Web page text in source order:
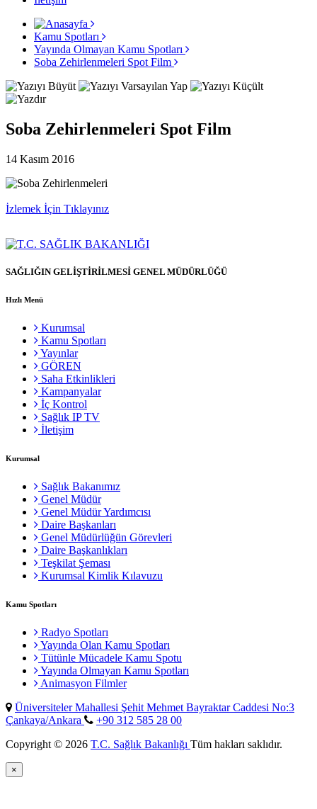
Kamu Spotları
Yayında Olmayan Kamu Spotları
Soba Zehirlenmeleri Spot Film
Soba Zehirlenmeleri Spot Film
14 Kasım 2016
İzlemek İçin Tıklayınız
SAĞLIĞIN GELİŞTİRİLMESİ GENEL MÜDÜRLÜĞÜ
Hızlı Menü
Kurumsal
Kamu Spotları
Yayınlar
GÖREN
Saha Etkinlikleri
Kampanyalar
İç Kontrol
Sağlık IP TV
İletişim
Kurumsal
Sağlık Bakanımız
Genel Müdür
Genel Müdür Yardımcısı
Daire Başkanları
Genel Müdürlüğün Görevleri
Daire Başkanlıkları
Teşkilat Şeması
Kurumsal Kimlik Kılavuzu
Kamu Spotları
Radyo Spotları
Yayında Olan Kamu Spotları
Tütünle Mücadele Kamu Spotu
Yayında Olmayan Kamu Spotları
Animasyon Filmler
Üniversiteler Mahallesi Şehit Mehmet Bayraktar Caddesi No:3
Çankaya/Ankara
+90 312 585 28 00
Copyright © 2026 T.C. Sağlık Bakanlığı Tüm hakları saklıdır.
×